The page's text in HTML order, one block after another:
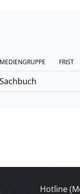
MEDIENGRUPPE FRIST
Sachbuch
Hotline